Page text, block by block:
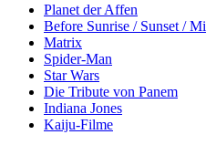
Planet der Affen
Before Sunrise / Sunset /
Matrix
Spider-Man
Star Wars
Die Tribute von Panem
Indiana Jones
Kaiju-Filme